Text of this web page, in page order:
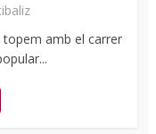
topem amb el carrer